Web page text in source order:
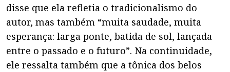
disse que ela refletia o tradicionalismo do
autor, mas também “muita saudade, muita
esperança: larga ponte, batida de sol, lançada
entre o passado e o futuro”. Na continuidade,
ele ressalta também que a tônica dos belos